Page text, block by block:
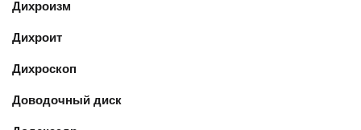
Дихроизм
Дихроит
Дихроскоп
Доводочный диск